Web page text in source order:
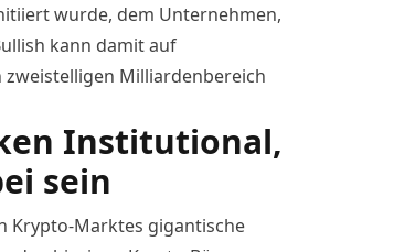
wurde, dem Unternehmen,
kann damit auf
Milliardenbereich
Institutional,
sein
Krypto-Marktes gigantische